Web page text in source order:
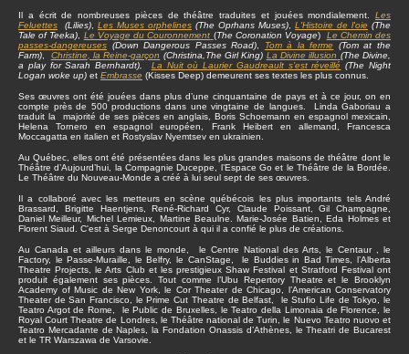
Il a écrit de nombreuses pièces de théâtre traduites et jouées mondialement. Les
Feluettes (Lilies) Les Muses orphelines (The Oprhans Muses) L'Histoire de l'oie (The
Tale of Teeka)
Le Voyage du Couronnement (The Coronation Voyage) Le Chemin des
passes-dangereuses (Down Dangerous Passes Road) Tom à la ferme
(Tom at the
Farm)
Christine , la Reine-garçon (Christina,The Girl King) La Divine illusion (The Divine,
a play for Sarah Bernhardt),
La Nuit où Laurier Gaudreault s’est réveillé (The Night
Logan woke up) et Embrasse (Kisses Deep) demeurent ses textes les plus connus.
Ses œuvres ont été jouées dans plus d’une cinquantaine de pays et à ce jour, on en
compte près de 500 productions dans une vingtaine de langues. Linda Gaboriau a
traduit la majorité de ses pièces en anglais, Boris Schoemann en espagnol mexicain,
Helena Tornero en espagnol européen, Frank Heibert en allemand, Francesca
Moccagatta en italien et Rostyslav Nyemtsev en ukrainien.
Au Québec, elles ont été présentées dans les plus grandes maisons de théâtre dont le
Théâtre d’Aujourd’hui, la Compagnie Duceppe, l’Espace Go et le Théâtre de la Bordée.
Le Théâtre du Nouveau-Monde a créé à lui seul sept de ses œuvres.
Il a collaboré avec les metteurs en scène québécois les plus importants tels André
Brassard, Brigitte Haentjens, René-Richard Cyr, Claude Poissant, Gil Champagne,
Daniel Meilleur, Michel Lemieux, Martine Beaulne. Marie-Josée Batien, Eda Holmes et
Florent Siaud. C'est à Serge Denoncourt à qui il a confié le plus de créations.
Au Canada et ailleurs dans le monde, le Centre National des Arts, le Centaur , le
Factory, le Passe-Muraille, le Belfry, le CanStage, le Buddies in Bad Times, l’Alberta
Theatre Projects, le Arts Club et les prestigieux Shaw Festival et Stratford Festival ont
produit également ses pièces. Tout comme l’Ubu Repertory Theatre et le Brooklyn
Academy of Music de New York, le Cor Theater de Chicago, l’American Conservatory
Theater de San Francisco, le Prime Cut Theatre de Belfast, le Stufio Life de Tokyo, le
Teatro Argot de Rome, le Public de Bruxelles, le Teatro della Limonaia de Florence, le
Royal Court Theatre de Londres, le Théâtre national de Turin, le Nuevo Teatro nuovo et
Teatro Mercadante de Naples, la Fondation Onassis d’Athènes, le Theatri de Bucarest
et le TR Warszawa de Varsovie.